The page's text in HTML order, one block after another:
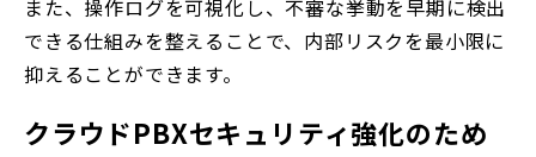
また、操作ログを可視化し、不審な挙動を早期に検出
できる仕組みを整えることで、内部リスクを最小限に
抑えることができます。
クラウドPBXセキュリティ強化のため